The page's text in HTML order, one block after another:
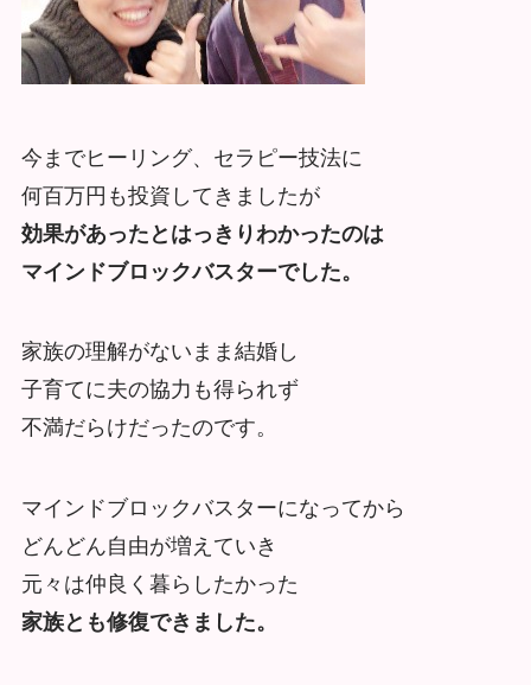
今までヒーリング、セラピー技法に
何百万円も投資してきましたが
効果があったとはっきりわかったのは
マインドブロックバスターでした。
家族の理解がないまま結婚し
子育てに夫の協力も得られず
不満だらけだったのです。
マインドブロックバスターになってから
どんどん自由が増えていき
元々は仲良く暮らしたかった
家族とも修復できました。